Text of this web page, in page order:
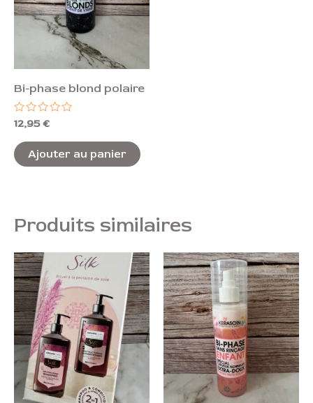
Bi-phase blond polaire
Note
sur
5
12,95€
Ajouter au panier
Produits similaires